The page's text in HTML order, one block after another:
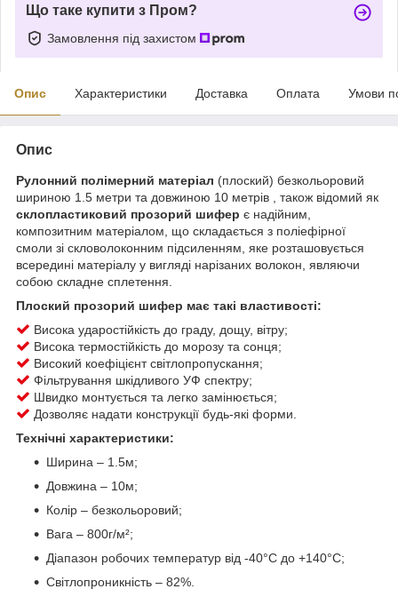
Що таке купити з Пром?
Замовлення під захистом
Опис Характеристики Доставка Оплата Умови
Опис
Рулонний полімерний матеріал (плоский) безкольоровий
шириною 1.5 метри та довжиною 10 метрів , також відомий як
склопластиковий прозорий шифер є надійним,
композитним матеріалом, що складається з поліефірної
смоли зі скловолоконним підсиленням, яке розташовується
всередині матеріалу у вигляді нарізаних волокон, являючи
собою складне сплетення.
Плоский прозорий шифер має такі властивості:
Висока ударостійкість до граду, дощу, вітру;
Висока термостійкість до морозу та сонця;
Високий коефіцієнт світлопропускання;
Фільтрування шкідливого УФ спектру;
Швидко монтується та легко замінюється;
Дозволяє надати конструкції будь-які форми.
Технічні характеристики:
Ширина – 1.5м;
Довжина – 10м;
Колір – безкольоровий;
Вага – 800г/м²;
Діапазон робочих температур від -40°C до +140°C;
Світлопроникність – 82%.